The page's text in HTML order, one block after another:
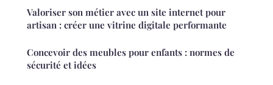
Valoriser son métier avec un site internet pour
artisan : créer une vitrine digitale performante
Concevoir des meubles pour enfants : normes de
sécurité et idées